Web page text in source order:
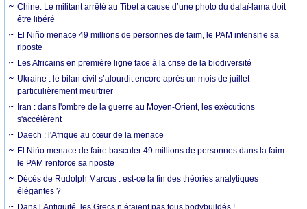
Chine. Le militant arrêté au Tibet à cause d’une photo du dalaï-lama doit
être libéré
El Niño menace 49 millions de personnes de faim, le PAM intensifie sa
riposte
Les Africains en première ligne face à la crise de la biodiversité
Ukraine : le bilan civil s’alourdit encore après un mois de juillet
particulièrement meurtrier
Iran : dans l'ombre de la guerre au Moyen-Orient, les exécutions
s'accélèrent
Daech : l'Afrique au cœur de la menace
El Niño menace de faire basculer 49 millions de personnes dans la faim :
le PAM renforce sa riposte
Décès de Rudolph Marcus : est-ce la fin des théories analytiques
élégantes ?
Dans l’Antiquité, les Grecs n’étaient pas tous bodybuildés !